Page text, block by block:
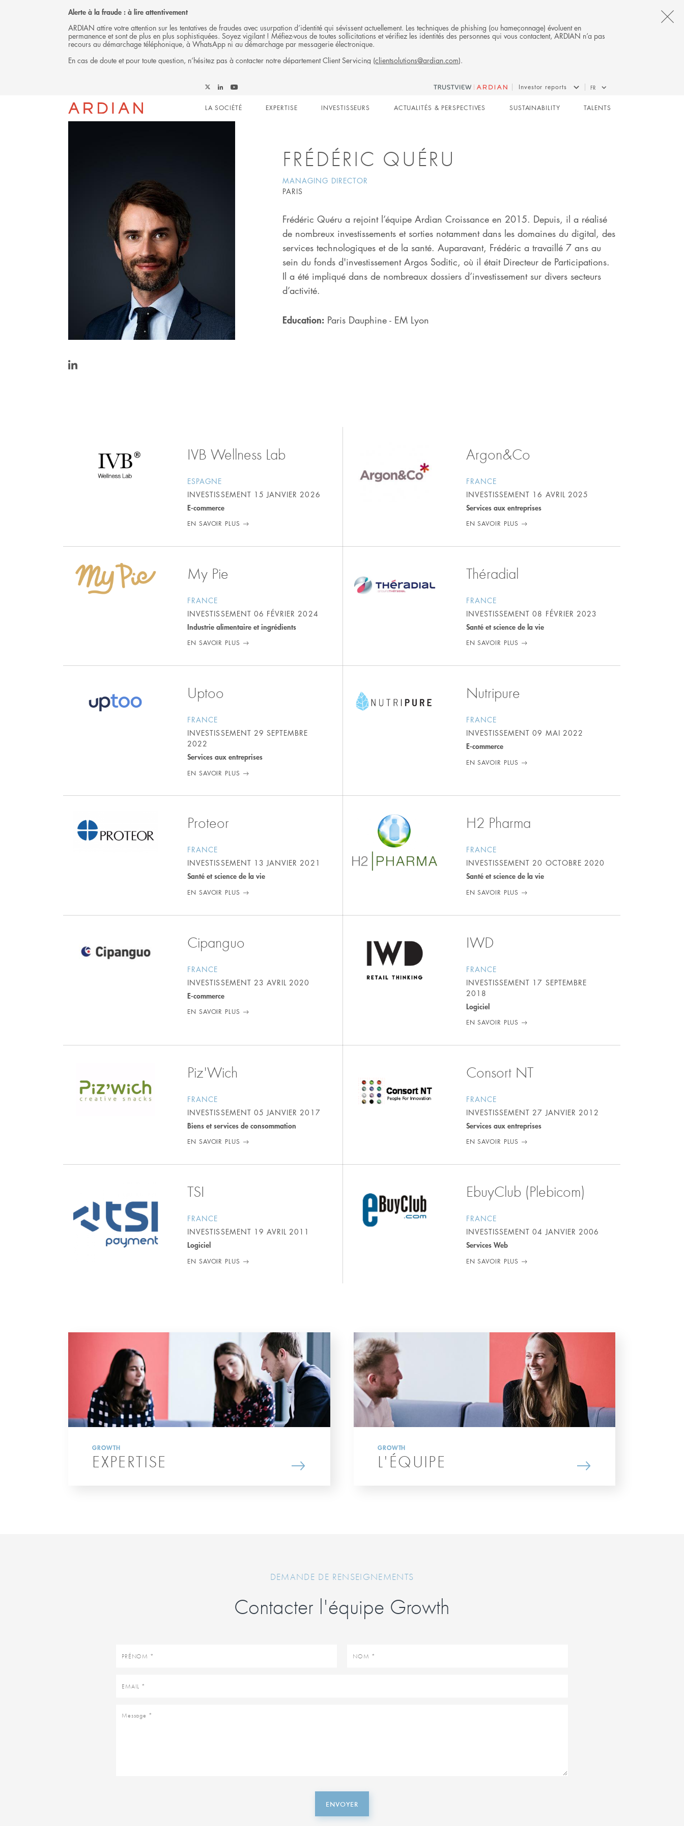
Alerte à la fraude : à lire attentivement
ARDIAN attire votre attention sur les tentatives de fraudes avec usurpation d’identité qui sévissent actuellement. Les techniques de phishing (ou hameçonnage) évoluent en
permanence et sont de plus en plus sophistiquées. Soyez vigilant ! Méfiez-vous de toutes sollicitations et vérifiez les identités des personnes qui vous contactent, ARDIAN n’a pas
recours au démarchage téléphonique, à WhatsApp ni au démarchage par messagerie électronique.
En cas de doute et pour toute question, n’hésitez pas à contacter notre département Client Servicing (clientsolutions@ardian.com).
on
on
Ardian
on
Investor reports FR
Main
LA SOCIÉTÉ EXPERTISE INVESTISSEURS ACTUALITÉS & PERSPECTIVES SUSTAINABILITY TALENTS
GROWTH
FRÉDÉRIC QUÉRU
MANAGING DIRECTOR
PARIS
Frédéric Quéru a rejoint l’équipe Ardian Croissance en 2015. Depuis, il a réalisé
de nombreux investissements et sorties notamment dans les domaines du digital, des
services technologiques et de la santé. Auparavant, Frédéric a travaillé 7 ans au
sein du fonds d'investissement Argos Soditic, où il était Directeur de Participations.
Il a été impliqué dans de nombreaux dossiers d’investissement sur divers secteurs
d’activité.
Education: Paris Dauphine - EM Lyon
IVB Wellness Lab
ESPAGNE
INVESTISSEMENT 15 JANVIER 2026
E-commerce
EN SAVOIR PLUS
Argon&Co
FRANCE
INVESTISSEMENT 16 AVRIL 2025
Services aux entreprises
EN SAVOIR PLUS
My Pie
FRANCE
INVESTISSEMENT 06 FÉVRIER 2024
Industrie alimentaire et ingrédients
EN SAVOIR PLUS
Théradial
FRANCE
INVESTISSEMENT08 FÉVRIER 2023
Santé et science de la vie
EN SAVOIR PLUS
Uptoo
FRANCE
INVESTISSEMENT 29 SEPTEMBRE
2022
Services aux entreprises
EN SAVOIR PLUS
Nutripure
FRANCE
INVESTISSEMENT09 MAI 2022
E-commerce
EN SAVOIR PLUS
Proteor
FRANCE
INVESTISSEMENT 13 JANVIER 2021
Santé et science de la vie
EN SAVOIR PLUS
H2 Pharma
FRANCE
INVESTISSEMENT 20 OCTOBRE 2020
Santé et science de la vie
EN SAVOIR PLUS
Cipanguo
FRANCE
INVESTISSEMENT 23 AVRIL 2020
E-commerce
EN SAVOIR PLUS
IWD
FRANCE
INVESTISSEMENT 17 SEPTEMBRE
2018
Logiciel
EN SAVOIR PLUS
Piz'Wich
FRANCE
INVESTISSEMENT 05 JANVIER 2017
Biens et services de consommation
EN SAVOIR PLUS
Consort NT
FRANCE
INVESTISSEMENT 27 JANVIER 2012
Services aux entreprises
EN SAVOIR PLUS
TSI
FRANCE
INVESTISSEMENT 19 AVRIL 2011
Logiciel
EN SAVOIR PLUS
EbuyClub (Plebicom)
FRANCE
INVESTISSEMENT04 JANVIER 2006
Services Web
EN SAVOIR PLUS
GROWTH
EXPERTISE
GROWTH
L'ÉQUIPE
DEMANDE DE RENSEIGNEMENTS
Contacter l'équipe Growth
Prénom Nom
Email
Message
ENVOYER